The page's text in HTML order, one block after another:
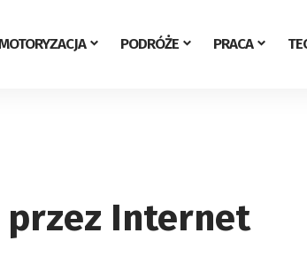
PODRÓŻE PRACA
przez Internet